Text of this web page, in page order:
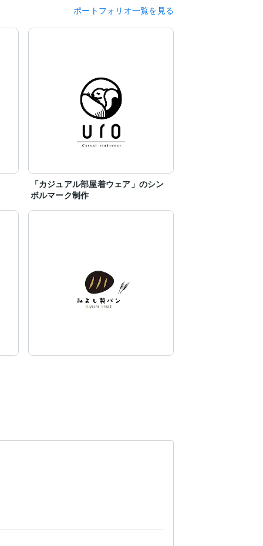
ポートフォリオ一覧を見る
「カジュアル部屋着ウェア」のシン
ボルマーク制作